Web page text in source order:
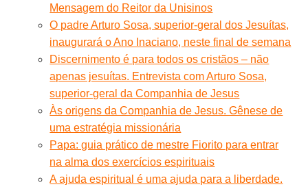
Mensagem do Reitor da Unisinos
O padre Arturo Sosa, superior-geral dos Jesuítas,
inaugurará o Ano Inaciano, neste final de semana
Discernimento é para todos os cristãos – não
apenas jesuítas. Entrevista com Arturo Sosa,
superior-geral da Companhia de Jesus
Às origens da Companhia de Jesus. Gênese de
uma estratégia missionária
Papa: guia prático de mestre Fiorito para entrar
na alma dos exercícios espirituais
A ajuda espiritual é uma ajuda para a liberdade.